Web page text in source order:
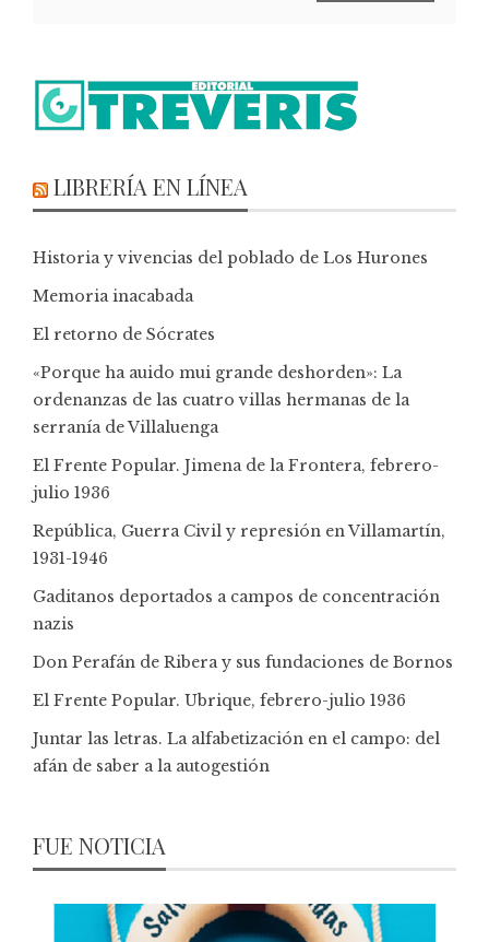
LIBRERÍA EN LÍNEA
Historia y vivencias del poblado de Los Hurones
Memoria inacabada
El retorno de Sócrates
«Porque ha auido mui grande deshorden»: La
ordenanzas de las cuatro villas hermanas de la
serranía de Villaluenga
El Frente Popular. Jimena de la Frontera, febrero-
julio 1936
República, Guerra Civil y represión en Villamartín,
1931-1946
Gaditanos deportados a campos de concentración
nazis
Don Perafán de Ribera y sus fundaciones de Bornos
El Frente Popular. Ubrique, febrero-julio 1936
Juntar las letras. La alfabetización en el campo: del
afán de saber a la autogestión
FUE NOTICIA